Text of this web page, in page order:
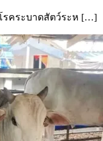
รคระบาดสัตว์ระห […]